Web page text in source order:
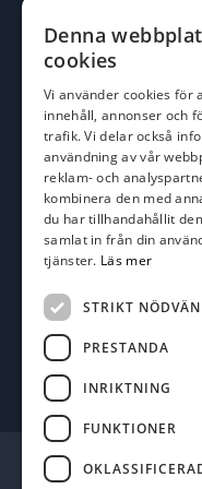
Denna
cookies
Vi använder cookies för
innehåll, annonser och
trafik. Vi delar också
användning av vår
reklam- och
kombinera den med
du har tillhandahållit
samlat in från din
tjänster. Läs mer
STRIKT
PRESTANDA
INRIKTNING
FUNKTIONER